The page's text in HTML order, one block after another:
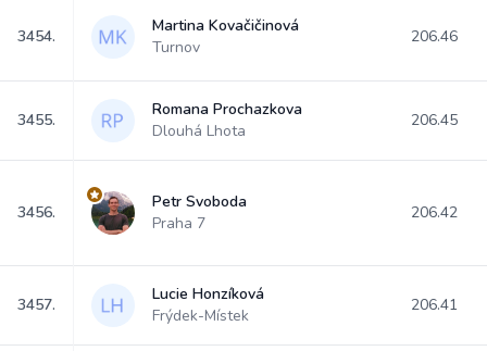
3454.
Martina Kovačičinová
Turnov
206.46
3455.
Romana Prochazkova
Dlouhá Lhota
206.45
3456.
Petr Svoboda
Praha 7
206.42
3457.
Lucie Honzíková
Frýdek-Místek
206.41